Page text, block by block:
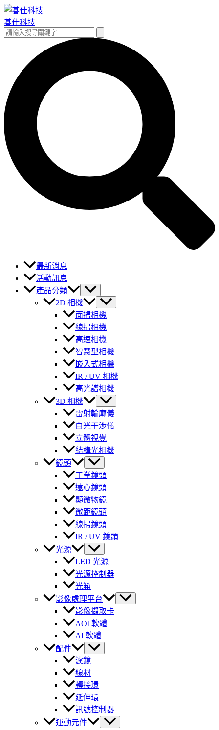
跳
至
主
碁仕科技
搜
最新消息
活動訊息
產品分類
2D 相機
面掃相機
線掃相機
高速相機
智慧型相機
嵌入式相機
IR / UV 相機
高光譜相機
3D 相機
雷射輪廓儀
白光干涉儀
立體視覺
結構光相機
鏡頭
工業鏡頭
遠心鏡頭
顯微物鏡
微距鏡頭
線掃鏡頭
IR / UV 鏡頭
光源
LED 光源
光源控制器
光箱
影像處理平台
影像擷取卡
AOI 軟體
AI 軟體
配件
濾鏡
線材
轉接環
延伸環
訊號控制器
運動元件